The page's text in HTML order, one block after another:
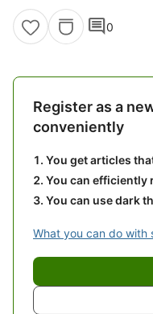
comment0
Register as a
conveniently
You get articles
You can efficiently
You can use dark
What you can do with